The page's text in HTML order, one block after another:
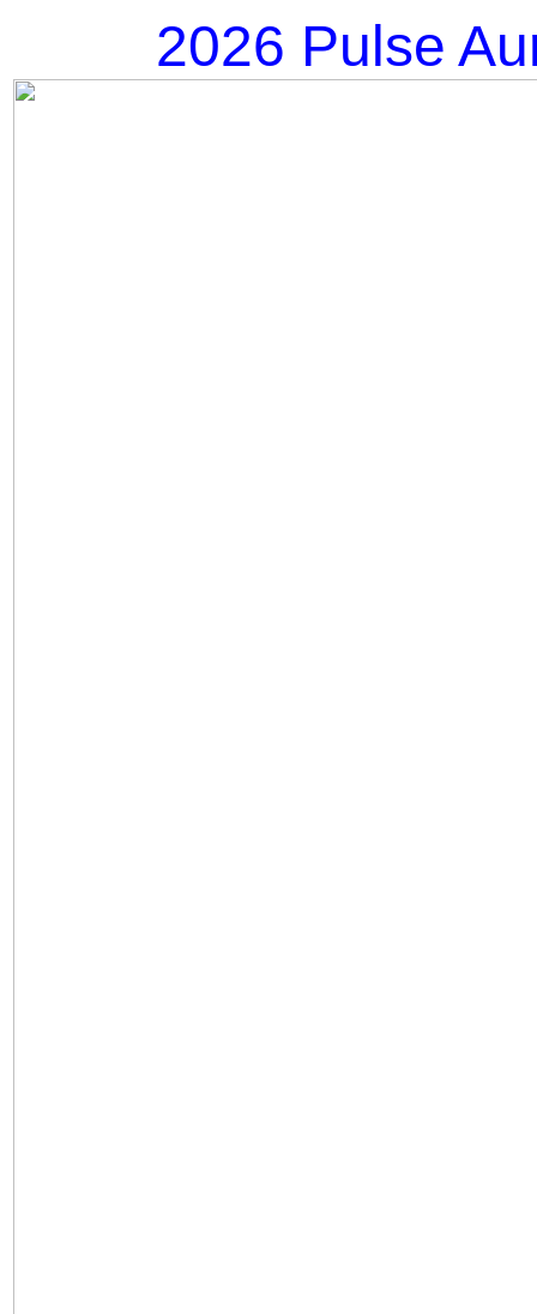
2026 Pulse